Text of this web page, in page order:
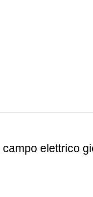
campo elettrico